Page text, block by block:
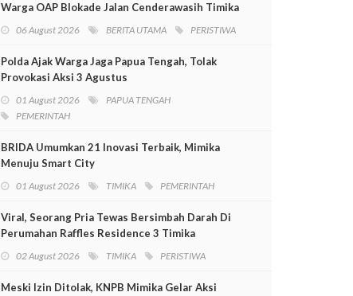
Warga OAP Blokade Jalan Cenderawasih Timika
06 August 2026 BERITA UTAMA PERISTIWA
Polda Ajak Warga Jaga Papua Tengah, Tolak
Provokasi Aksi 3 Agustus
01 August 2026
PAPUA TENGAH
PEMERINTAH
BRIDA Umumkan 21 Inovasi Terbaik, Mimika
Menuju Smart City
01 August 2026 TIMIKA PEMERINTAH
Viral, Seorang Pria Tewas Bersimbah Darah Di
Perumahan Raffles Residence 3 Timika
02 August 2026 TIMIKA PERISTIWA
Meski Izin Ditolak, KNPB Mimika Gelar Aksi